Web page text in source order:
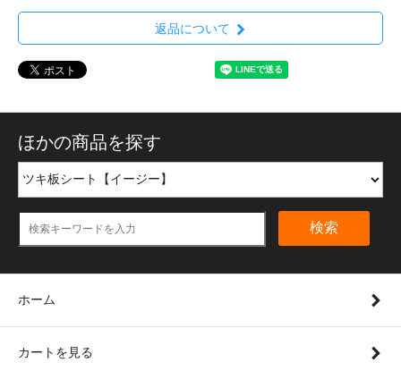
返品について
ほかの商品を探す
検索
ホーム
カートを見る